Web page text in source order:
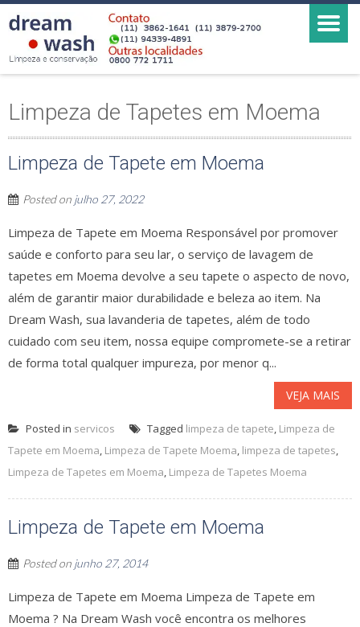
Limpeza de Tapetes em Moema
Limpeza de Tapete em Moema
Posted on julho 27, 2022
Limpeza de Tapete em Moema Responsável por promover
saúde e conforto para seu lar, o serviço de lavagem de
tapetes em Moema devolve a seu tapete o aspecto de novo,
além de garantir maior durabilidade e beleza ao item. Na
Dream Wash, sua lavanderia de tapetes, além de todo
cuidado com seu item, nossa equipe compromete-se a retirar
de forma total qualquer impureza, por menor q...
VEJA MAIS
Posted in servicos Tagged limpeza de tapete, Limpeza de
Tapete em Moema, Limpeza de Tapete Moema, limpeza de tapetes,
Limpeza de Tapetes em Moema, Limpeza de Tapetes Moema
Limpeza de Tapete em Moema
Posted on junho 27, 2014
Limpeza de Tapete em Moema Limpeza de Tapete em
Moema ? Na Dream Wash você encontra os melhores